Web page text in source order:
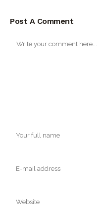
Post A Comment